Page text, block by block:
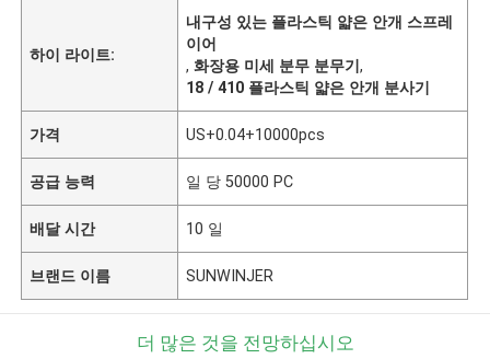
하이 라이트:
내구성 있는 플라스틱 얇은 안개 스프레
이어
,화장용 미세 분무 분무기,
18 / 410 플라스틱 얇은 안개 분사기
가격 US+0.04+10000pcs
공급 능력 일 당 50000 PC
배달 시간 10 일
브랜드 이름 SUNWINJER
더 많은 것을 전망하십시오